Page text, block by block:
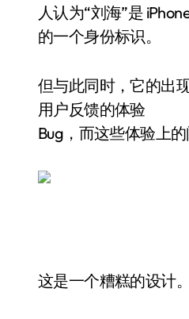
人认为“刘海”是
的一个身份标识。
但与此同时，它的出
用户反馈的体验
Bug，而这些体验上
这是一个糟糕的设计。